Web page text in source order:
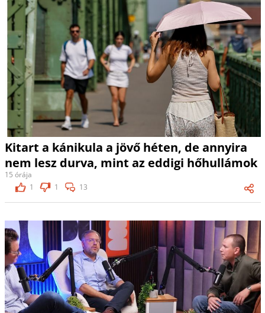
Kitart a kánikula a jövő héten, de annyira
nem lesz durva, mint az eddigi hőhullámok
15 órája
1
1 13